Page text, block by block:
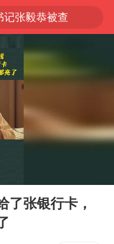
记张毅恭被查
股票交易异常波动
杯奶茶”6岁了
上海：台风白海豚或将带来龙卷风
万岁山NPC成功
手2026》歌王
了张银行卡，